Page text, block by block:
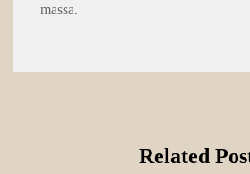
massa.
Related